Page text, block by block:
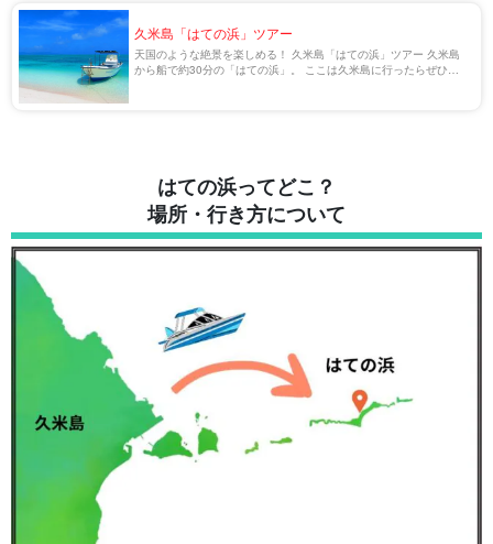
久米島「はての浜」ツアー
天国のような絶景を楽しめる！ 久米島「はての浜」ツアー 久米島
から船で約30分の「はての浜」。 ここは久米島に行ったらぜひ訪
はての浜ってどこ？
場所・行き方について